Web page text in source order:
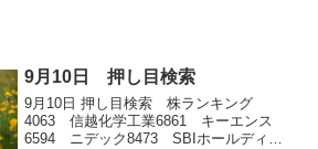
9月10日 押し目検索
9月10日 押し目検索 株ランキング
4063 信越化学工業6861 キーエンス
6594 ニデック8473 SBIホールディン